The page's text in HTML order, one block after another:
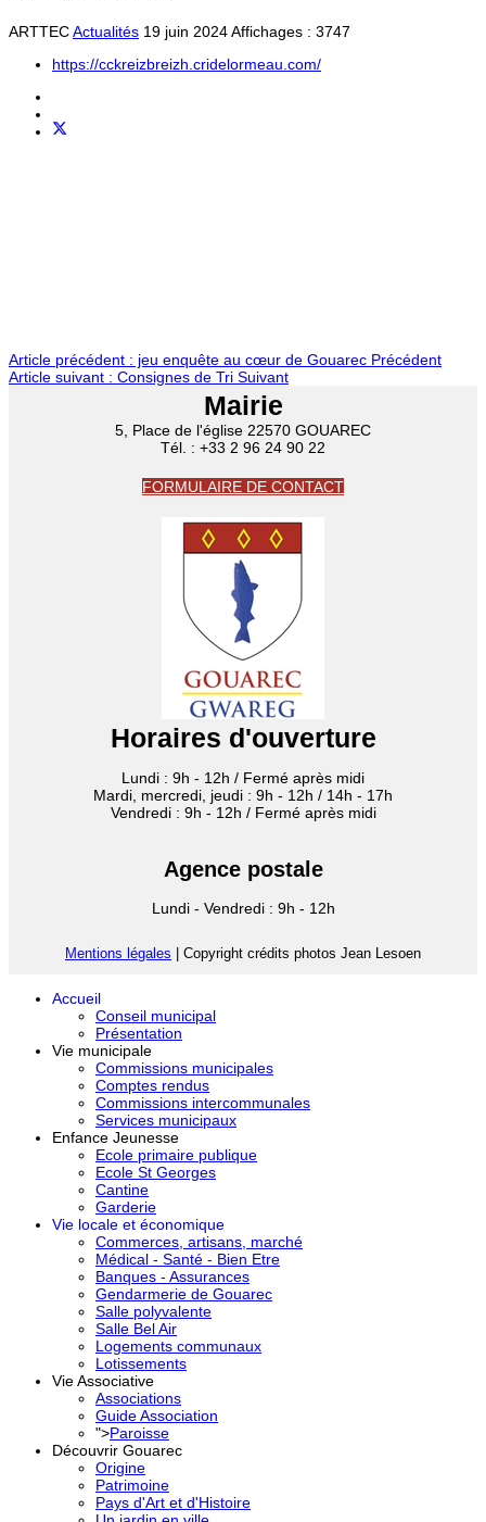
ARTTECActualités 19 juin 2024Affichages : 3747
https://cckreizbreizh.cridelormeau.com/
Article précédent : jeu enquête au cœur de Gouarec Précédent
Article suivant : Consignes de Tri Suivant
Mairie
5, Place de l'église 22570 GOUAREC
Tél. : +33 2 96 24 90 22
FORMULAIRE DE CONTACT
Horaires d'ouverture
Lundi : 9h - 12h / Fermé après midi
Mardi, mercredi, jeudi : 9h - 12h / 14h - 17h
Vendredi : 9h - 12h / Fermé après midi
Agence postale
Lundi - Vendredi : 9h - 12h
Mentions légales | Copyright crédits photos Jean Lesoen
Accueil
Conseil municipal
Présentation
Vie municipale
Commissions municipales
Comptes rendus
Commissions intercommunales
Services municipaux
Enfance Jeunesse
Ecole primaire publique
Ecole St Georges
Cantine
Garderie
Vie locale et économique
Commerces, artisans, marché
Médical - Santé - Bien Etre
Banques - Assurances
Gendarmerie de Gouarec
Salle polyvalente
Salle Bel Air
Logements communaux
Lotissements
Vie Associative
Associations
Guide Association
">Paroisse
Découvrir Gouarec
Origine
Patrimoine
Pays d'Art et d'Histoire